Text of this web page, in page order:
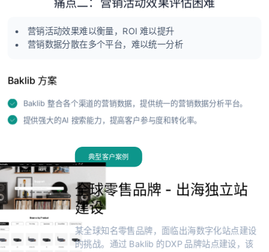
痛点二：营销活动效果评估困难
营销活动效果难以衡量，ROI 难以提升
营销数据分散在多个平台，难以统一分析
Baklib 方案
Baklib 整合各个渠道的营销数据，提供统一的营销数据分析平台。
提供强大的AI 搜索能力，提高客户参与度和转化率。
典型客户案例
全球零售品牌 - 出海独立站
建设
某全球知名零售品牌，面临出海数字化站点建设
的挑战。通过 Baklib 的DXP 品牌站点建设，该